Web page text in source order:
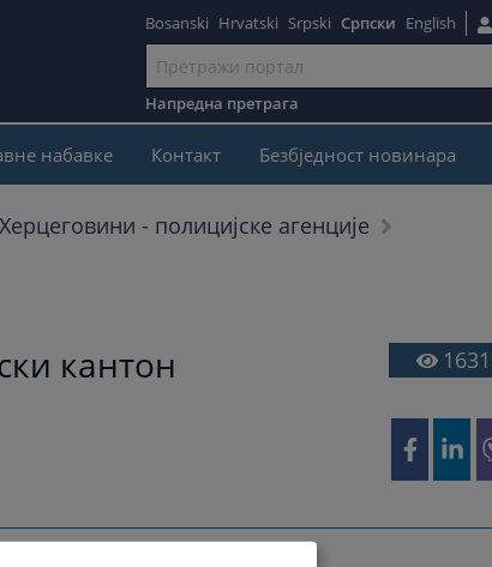
Bosanski Hrvatski Srpski Српски English
Напредна претрага
набавке Контакт Безбjедност новинара
- полицијске агенције
кантон